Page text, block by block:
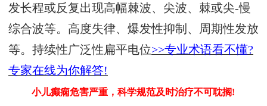
发长程或反复出现高幅棘波、尖波、棘或尖-慢
综合波等。高度失律、爆发性抑制、周期性发放
等。持续性广泛性扁平电位>>专业术语看不懂?
专家在线为你解答!
小儿癫痫危害严重，科学规范及时治疗不可耽搁!